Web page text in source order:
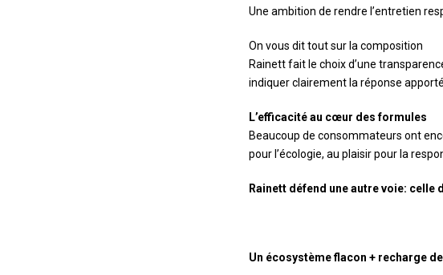
Une ambition de rendre l’entretien
On vous dit tout sur la composition
Rainett fait le choix d’une
indiquer clairement la réponse
L’efficacité au cœur des formules
Beaucoup de consommateurs ont
pour l’écologie, au plaisir pour la
Rainett défend une autre voie:
Un écosystème flacon + recharge